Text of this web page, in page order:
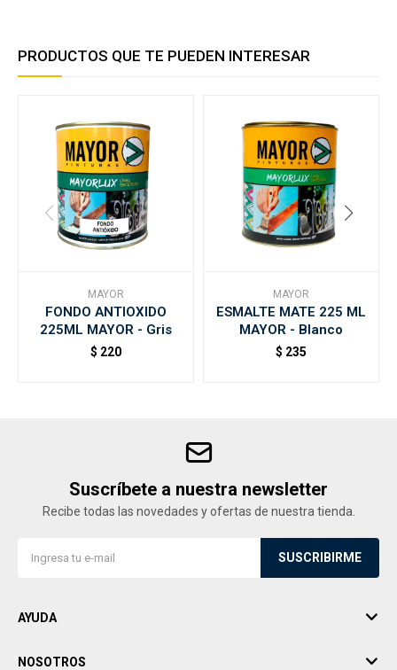
PRODUCTOS QUE TE PUEDEN INTERESAR
MAYOR
FONDO ANTIOXIDO
225ML MAYOR - Gris
$ 220
MAYOR
ESMALTE MATE 225 ML
MAYOR - Blanco
$ 235
Suscríbete a nuestra newsletter
Recibe todas las novedades y ofertas de nuestra tienda.
SUSCRIBIRME
AYUDA
NOSOTROS